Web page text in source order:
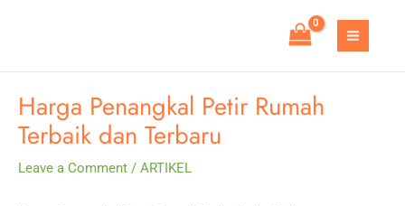
MAIN
Harga Penangkal Petir Rumah
Terbaik dan Terbaru
Leave a Comment / ARTIKEL